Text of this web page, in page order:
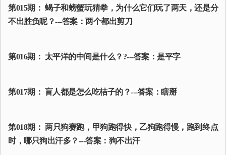
第015期： 蝎子和螃蟹玩猜拳，为什么它们玩了两天，还是分
不出胜负呢？---答案：两个都出剪刀
第016期： 太平洋的中间是什么？?---答案：是平字
第017期： 盲人都是怎么吃桔子的？---答案：瞎掰
第018期： 两只狗赛跑，甲狗跑得快，乙狗跑得慢，跑到终点
时，哪只狗出汗多？---答案：狗不出汗